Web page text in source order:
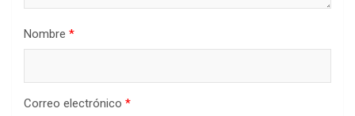
Nombre *
Correo electrónico *